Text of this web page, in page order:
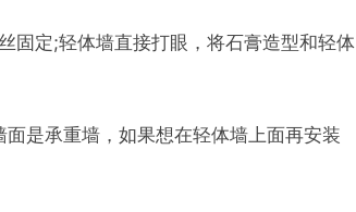
固定;轻体墙直接打眼，将石膏造型和轻体
是承重墙，如果想在轻体墙上面再安装